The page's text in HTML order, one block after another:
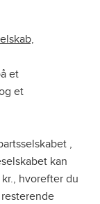
et
et
,
kan
hvorefter du